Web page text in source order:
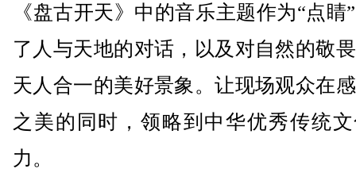
《盘古开天》中的音乐主题作为“点睛
了人与天地的对话，以及对自然的敬
天人合一的美好景象。让现场观众在
之美的同时，领略到中华优秀传统
力。